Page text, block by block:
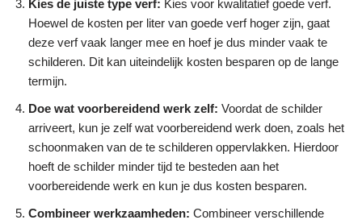
Kies de juiste type verf: Kies voor kwalitatief goede verf.
Hoewel de kosten per liter van goede verf hoger zijn, gaat
deze verf vaak langer mee en hoef je dus minder vaak te
schilderen. Dit kan uiteindelijk kosten besparen op de lange
termijn.
Doe wat voorbereidend werk zelf: Voordat de schilder
arriveert, kun je zelf wat voorbereidend werk doen, zoals het
schoonmaken van de te schilderen oppervlakken. Hierdoor
hoeft de schilder minder tijd te besteden aan het
voorbereidende werk en kun je dus kosten besparen.
Combineer werkzaamheden: Combineer verschillende